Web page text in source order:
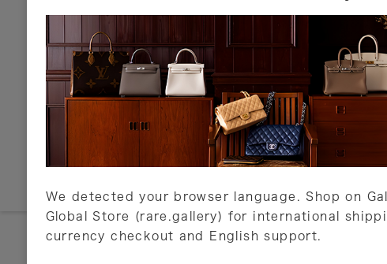
We detected your browser language. Shop on
Global Store (rare.gallery) for international
currency checkout and English support.
お支払いについて
以下のお支払方法が利用可能です。
クレジットカード
ショッピングローン
銀行振込・郵便振替
代金引換
Amazon Pay
PayPay
店頭支払い
詳しくはこちら